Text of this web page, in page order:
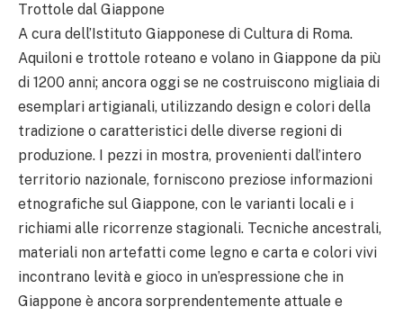
Trottole dal Giappone
A cura dell’Istituto Giapponese di Cultura di Roma.
Aquiloni e trottole roteano e volano in Giappone da più
di 1200 anni; ancora oggi se ne costruiscono migliaia di
esemplari artigianali, utilizzando design e colori della
tradizione o caratteristici delle diverse regioni di
produzione. I pezzi in mostra, provenienti dall’intero
territorio nazionale, forniscono preziose informazioni
etnografiche sul Giappone, con le varianti locali e i
richiami alle ricorrenze stagionali. Tecniche ancestrali,
materiali non artefatti come legno e carta e colori vivi
incontrano levità e gioco in un’espressione che in
Giappone è ancora sorprendentemente attuale e